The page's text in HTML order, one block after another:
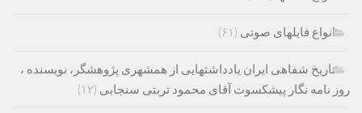
انواع فایلهای صوتی (۶۱)
تاریخ شفاهی ایران یادداشتهایی از همشهری پژوهشگر، نویسنده ،
روز نامه نگار پیشکسوت آقای محمود تربتی سنجابی (۱۲)